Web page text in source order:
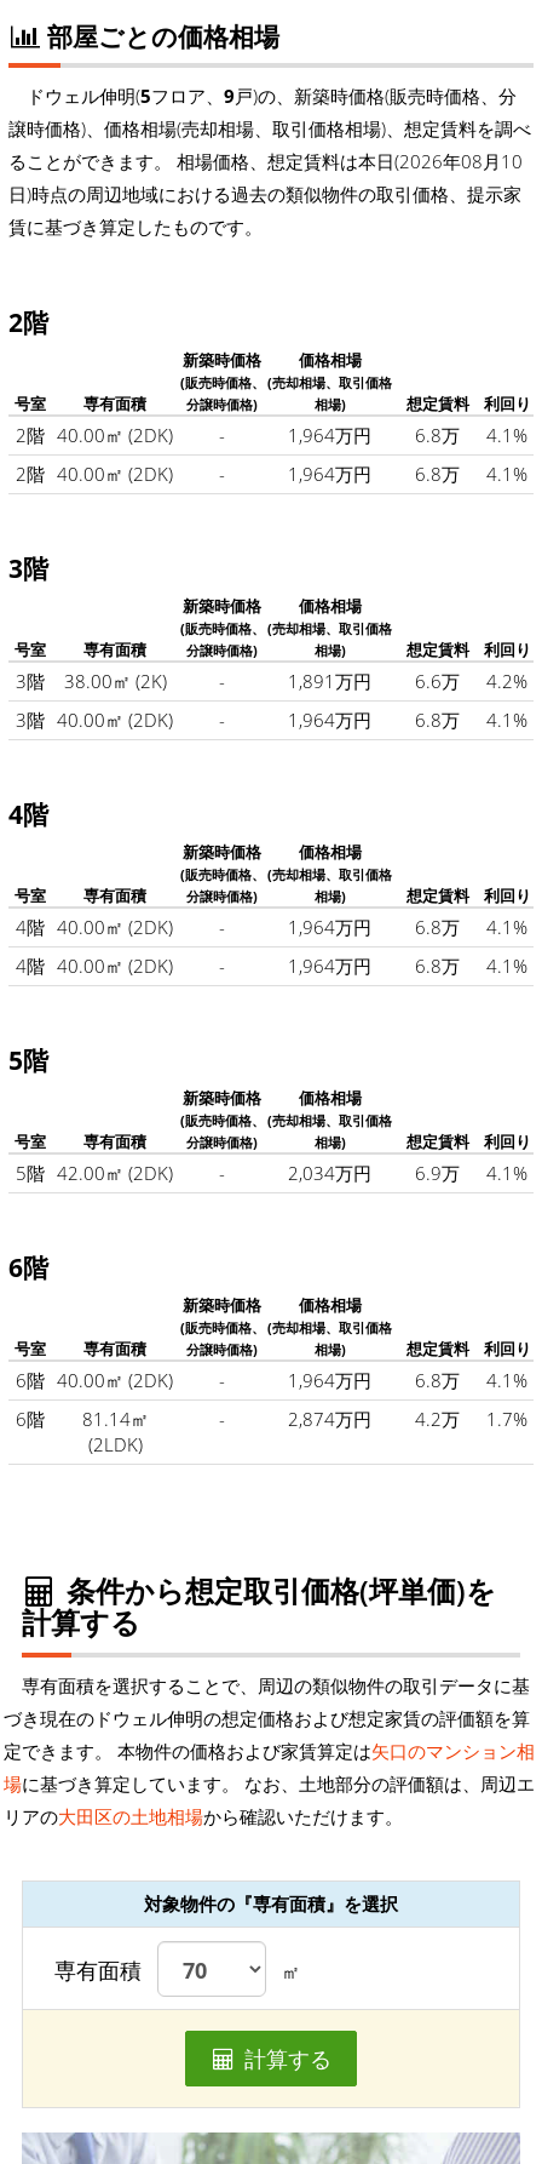
部屋ごとの価格相場
ドウェル伸明(5フロア、 9戸)の、新築時価格(販売時価格、分
譲時価格)、価格相場(売却相場、取引価格相場)、想定賃料を調べ
ることができます。 相場価格、想定賃料は本日(2026年08月10
日)時点の周辺地域における過去の類似物件の取引価格、提示家
賃に基づき算定したものです。
2階
号室 専有面積
新築時価格
(販売時価格、
分譲時価格)
価格相場
(売却相場、取引価格
相場)
想定賃料 利回り
2階 40.00㎡ (2DK) - 1,964万円 6.8万
4.1%
2階 40.00㎡ (2DK) - 1,964万円 6.8万 4.1%
3階
号室 専有面積
新築時価格
(販売時価格、
分譲時価格)
価格相場
(売却相場、取引価格
相場)
想定賃料 利回り
3階 38.00㎡ (2K) - 1,891万円 6.6万
4.2%
3階 40.00㎡ (2DK) - 1,964万円 6.8万 4.1%
4階
号室 専有面積
新築時価格
(販売時価格、
分譲時価格)
価格相場
(売却相場、取引価格
相場)
想定賃料 利回り
4階 40.00㎡ (2DK) - 1,964万円 6.8万
4.1%
4階 40.00㎡ (2DK) - 1,964万円 6.8万 4.1%
5階
号室 専有面積
新築時価格
(販売時価格、
分譲時価格)
価格相場
(売却相場、取引価格
相場)
想定賃料 利回り
5階 42.00㎡ (2DK) - 2,034万円 6.9万 4.1%
6階
号室 専有面積
新築時価格
(販売時価格、
分譲時価格)
価格相場
(売却相場、取引価格
相場)
想定賃料 利回り
6階 40.00㎡ (2DK) - 1,964万円 6.8万
4.1%
6階
81.14㎡
(2LDK)
- 2,874万円 4.2万 1.7%
条件から想定取引価格(坪単価)を
計算する
専有面積を選択することで、周辺の類似物件の取引データに基
づき現在のドウェル伸明の想定価格および想定家賃の評価額を算
定できます。 本物件の価格および家賃算定は矢口のマンション相
場に基づき算定しています。 なお、土地部分の評価額は、周辺エ
リアの大田区の土地相場から確認いただけます。
対象物件の『専有面積』を選択
専有面積 ㎡
計算する